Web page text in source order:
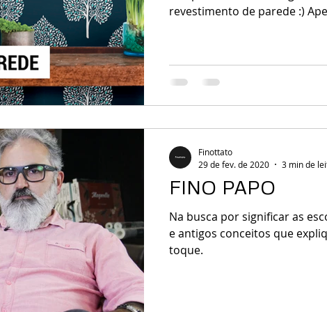
revestimento de parede :)
FINO PAPO
Na busca por significar as
e antigos conceitos que
toque.
Finottato
29 de fev. de 2020
3 min de